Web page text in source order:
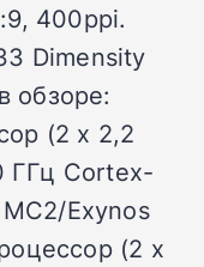
400ppi.
Dimensity
обзоре:
(2 x 2,2
ГГц Cortex-
Exynos
(2 x